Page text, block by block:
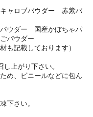
ャロブパウダー 赤紫パ
ウダー 国産かぼちゃパ
パウダー
も記載しております）
上がり下さい。
め、ビニールなどに包ん
下さい。